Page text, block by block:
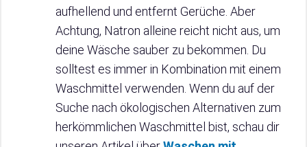
aufhellend und entfernt Gerüche. Aber
Achtung, Natron alleine reicht nicht aus, um
deine Wäsche sauber zu bekommen. Du
solltest es immer in Kombination mit einem
Waschmittel verwenden. Wenn du auf der
Suche nach ökologischen Alternativen zum
herkömmlichen Waschmittel bist, schau dir